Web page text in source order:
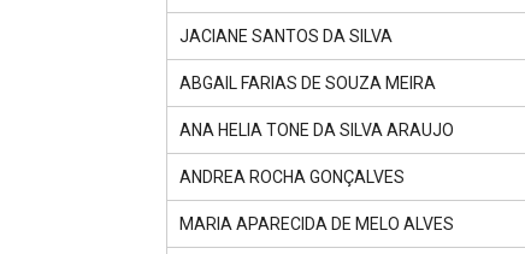
JACIANE SANTOS DA SILVA
ABGAIL FARIAS DE SOUZA MEIRA
ANA HELIA TONE DA SILVA ARAUJO
ANDREA ROCHA GONÇALVES
MARIA APARECIDA DE MELO ALVES